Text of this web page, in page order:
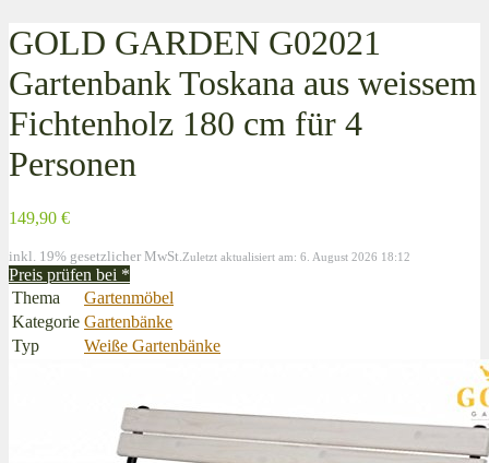
GOLD GARDEN G02021
Gartenbank Toskana aus weissem
Fichtenholz 180 cm für 4
Personen
149,90 €
inkl. 19% gesetzlicher MwSt. Zuletzt aktualisiert am: 6. August 2026 18:12
Preis prüfen bei *
Thema
Gartenmöbel
Kategorie Gartenbänke
Typ
Weiße Gartenbänke